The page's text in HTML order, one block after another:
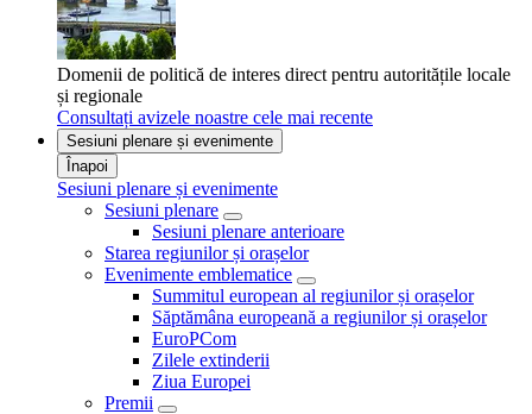
Domenii de politică de interes direct pentru autoritățile locale
și regionale
Consultați avizele noastre cele mai recente
Sesiuni plenare și evenimente
Înapoi
Sesiuni plenare și evenimente
Sesiuni plenare
Sesiuni plenare anterioare
Starea regiunilor și orașelor
Evenimente emblematice
Summitul european al regiunilor și orașelor
Săptămâna europeană a regiunilor și orașelor
EuroPCom
Zilele extinderii
Ziua Europei
Premii